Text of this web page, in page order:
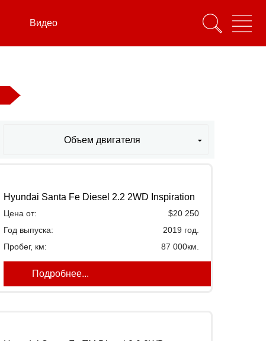
Видео
Объем двигателя
Hyundai Santa Fe Diesel 2.2 2WD Inspiration
Цена от:
$20 250
Год выпуска:
2019 год.
Пробег, км:
87 000км.
Подробнее...